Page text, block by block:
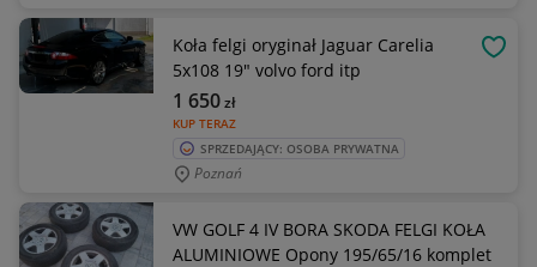
Koła felgi oryginał Jaguar Carelia
5x108 19" volvo ford itp
KUP TERAZ
1 650zł
SPRZEDAJĄCY: OSOBA PRYWATNA
Poznań
VW GOLF 4 IV BORA SKODA FELGI KOŁA
ALUMINIOWE Opony 195/65/16 komplet